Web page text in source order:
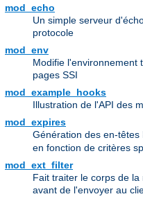
mod_echo
Un simple serveur
protocole
mod_env
Modifie l'environnement
pages SSI
mod_example_hooks
Illustration de l'API des
mod_expires
Génération des en-têtes
en fonction de critères
mod_ext_filter
Fait traiter le corps de
avant de l'envoyer au